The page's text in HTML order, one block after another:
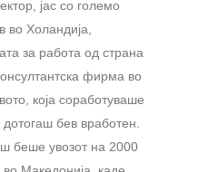
јас со големо
во Холандија,
за работа од страна
фирма во
која соработуваше
бев вработен.
беше увозот на 2000